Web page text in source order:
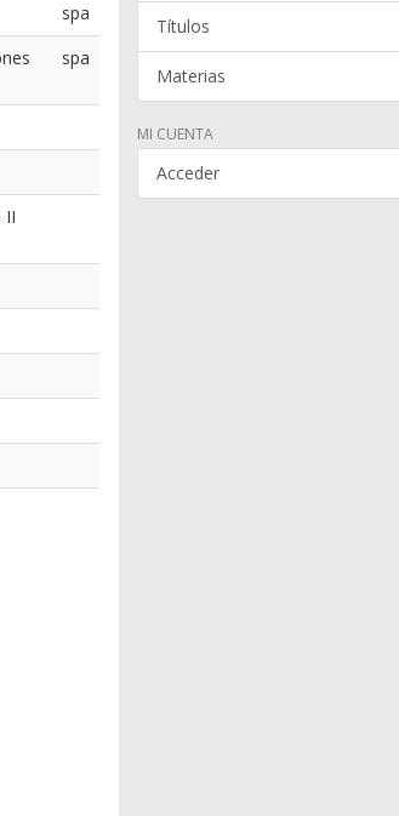
spa
spa
II
Títulos
Materias
MI CUENTA
Acceder